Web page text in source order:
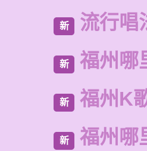
新 流行唱
新 福州哪
新 福州K
新 福州哪